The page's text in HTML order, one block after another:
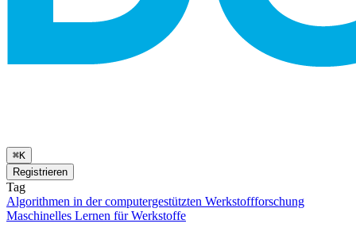
⌘K
Registrieren
Tag
Algorithmen in der computergestützten Werkstoffforschung
Maschinelles Lernen für Werkstoffe